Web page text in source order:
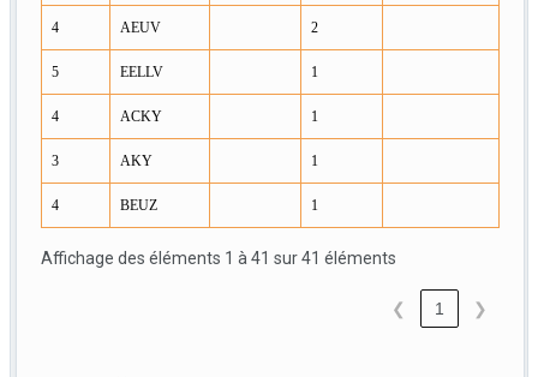
4 AEUV 2
5 EELLV 1
4 ACKY 1
3 AKY 1
4 BEUZ 1
Affichage des éléments 1 à 41 sur 41 éléments
❮ 1 ❯